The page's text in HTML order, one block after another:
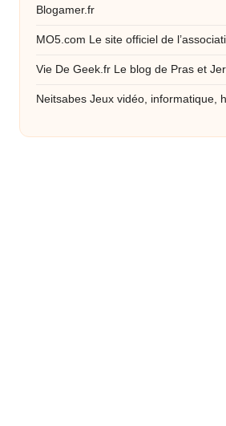
Blogamer.fr
MO5.com Le site officiel de
Vie De Geek.fr Le blog de Pras et
Neitsabes Jeux vidéo, informatique,